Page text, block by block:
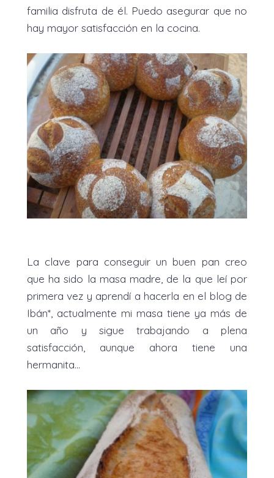
familia disfruta de él. Puedo asegurar que no
hay mayor satisfacción en la cocina.
La clave para conseguir un buen pan creo
que ha sido la masa madre, de la que leí por
primera vez y aprendí a hacerla en el blog de
Ibán*, actualmente mi masa tiene ya más de
un año y sigue trabajando a plena
satisfacción, aunque ahora tiene una
hermanita...